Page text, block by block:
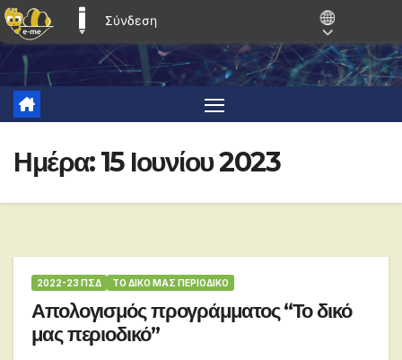
E-ME BLOGS
Σύνδεση
Μετάβαση
περιεχόμενο
Ημέρα:15 Ιουνίου 2023
2022-23 ΠΣΔ ΤΟ ΔΙΚΟ ΜΑΣ ΠΕΡΙΟΔΙΚΌ
Απολογισμός προγράμματος “Το δικό
μας περιοδικό”